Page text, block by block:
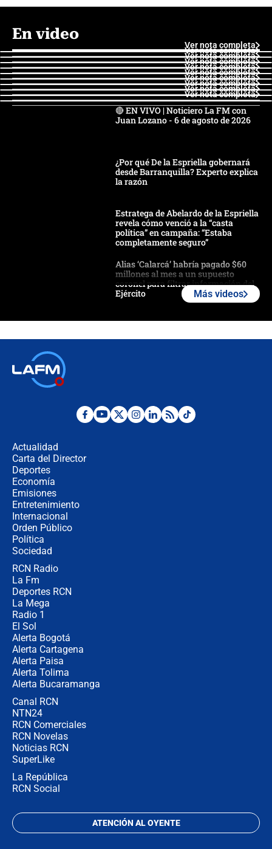
En video
Ver nota completa
Ver nota completa
Ver nota completa
Ver nota completa
Ver nota completa
Ver nota completa
Ver nota completa
Ver nota completa
Ver nota completa
Ver nota completa
🔴 EN VIVO | Noticiero La FM con
Juan Lozano - 6 de agosto de 2026
¿Por qué De la Espriella gobernará
desde Barranquilla? Experto explica
la razón
Estratega de Abelardo de la Espriella
revela cómo venció a la “casta
política” en campaña: “Estaba
completamente seguro”
Alias ‘Calarcá’ habría pagado $60
millones al mes a un supuesto
coronel para filtrar información del
Ejército
Ministro de Defensa no descarta el
Más videos
Actualidad
Carta del Director
Deportes
Economía
Emisiones
Entretenimiento
Internacional
Orden Público
Política
Sociedad
RCN Radio
La Fm
Deportes RCN
La Mega
Radio 1
El Sol
Alerta Bogotá
Alerta Cartagena
Alerta Paisa
Alerta Tolima
Alerta Bucaramanga
Canal RCN
NTN24
RCN Comerciales
RCN Novelas
Noticias RCN
SuperLike
La República
RCN Social
ATENCIÓN AL OYENTE